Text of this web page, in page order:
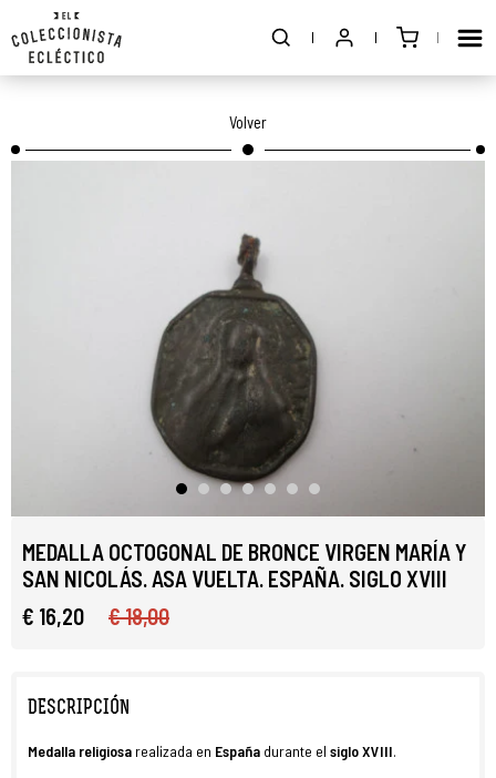
Volver
MEDALLA OCTOGONAL DE BRONCE VIRGEN MARÍA Y
SAN NICOLÁS. ASA VUELTA. ESPAÑA. SIGLO XVIII
€ 16,20
€ 18,00
DESCRIPCIÓN
Medalla religiosa realizada en España durante el siglo XVIII.